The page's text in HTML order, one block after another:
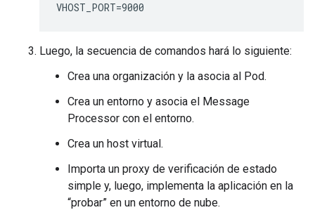
VHOST_PORT=9000
Luego, la secuencia de comandos hará lo siguiente:
Crea una organización y la asocia al Pod.
Crea un entorno y asocia el Message
Processor con el entorno.
Crea un host virtual.
Importa un proxy de verificación de estado
simple y, luego, implementa la aplicación en la
“probar” en un entorno de nube.